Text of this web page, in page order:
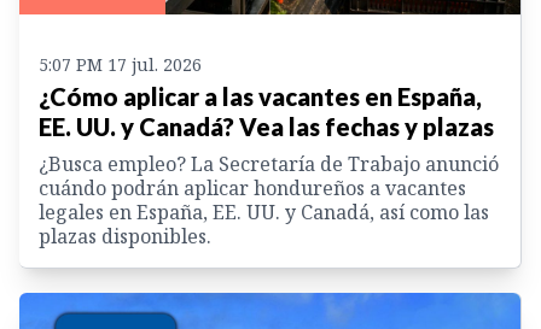
5:07 PM 17 jul. 2026
¿Cómo aplicar a las vacantes en España,
EE. UU. y Canadá? Vea las fechas y plazas
¿Busca empleo? La Secretaría de Trabajo anunció
cuándo podrán aplicar hondureños a vacantes
legales en España, EE. UU. y Canadá, así como las
plazas disponibles.